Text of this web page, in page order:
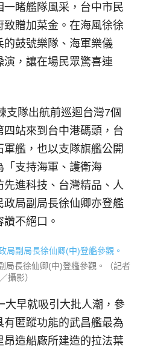
睹艦隊風采，台中市民
贈加菜金。在海風徐徐
鼓號樂隊、海軍樂儀
演，讓在場民眾驚喜連
支隊出航前巡迴台灣7個
站來到台中港碼頭，台
艦，也以支隊旗艦公開
「支持海軍、護衛海
進科技、台灣精品、人
局副局長徐仙卿亦登艦
不絕口。
局長徐仙卿(中)登艦參觀。（記者
攝影）
大早就吸引大批人潮，參
匿蹤功能的武昌艦最為
造船廠所建造的拉法葉